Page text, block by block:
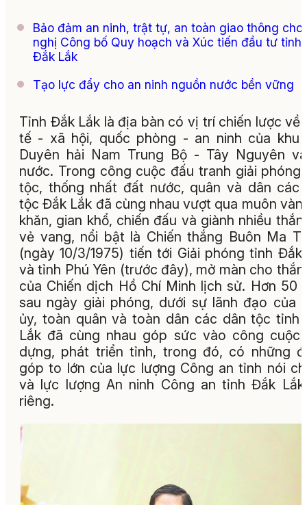
Bảo đảm an ninh, trật tự, an toàn giao thông cho
nghị Công bố Quy hoạch và Xúc tiến đầu tư tỉnh
Đắk Lắk
Tạo lực đẩy cho an ninh nguồn nước bền vững
Tỉnh Đắk Lắk là địa bàn có vị trí chiến lược về
tế - xã hội, quốc phòng - an ninh của khu
Duyên hải Nam Trung Bộ - Tây Nguyên
nước. Trong công cuộc đấu tranh giải phóng
tộc, thống nhất đất nước, quân và dân các
tộc Đắk Lắk đã cùng nhau vượt qua muôn vàn
khăn, gian khổ, chiến đấu và giành nhiều
vẻ vang, nổi bật là Chiến thắng Buôn Ma
(ngày 10/3/1975) tiến tới Giải phóng tỉnh Đắk
và tỉnh Phú Yên (trước đây), mở màn cho
của Chiến dịch Hồ Chí Minh lịch sử. Hơn 50
sau ngày giải phóng, dưới sự lãnh đạo của
ủy, toàn quân và toàn dân các dân tộc tỉnh
Lắk đã cùng nhau góp sức vào công cuộc
dựng, phát triển tỉnh, trong đó, có những
góp to lớn của lực lượng Công an tỉnh nói
và lực lượng An ninh Công an tỉnh Đắk
riêng.